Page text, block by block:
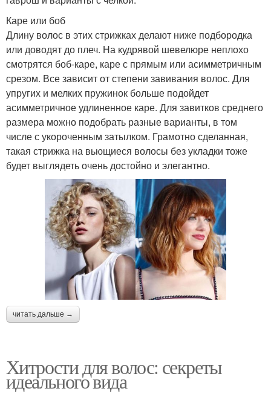
Каре или боб
Длину волос в этих стрижках делают ниже подбородка
или доводят до плеч. На кудрявой шевелюре неплохо
смотрятся боб-каре, каре с прямым или асимметричным
срезом. Все зависит от степени завивания волос. Для
упругих и мелких пружинок больше подойдет
асимметричное удлиненное каре. Для завитков среднего
размера можно подобрать разные варианты, в том
числе с укороченным затылком. Грамотно сделанная,
такая стрижка на вьющиеся волосы без укладки тоже
будет выглядеть очень достойно и элегантно.
читать дальше →
Хитрости для волос: секреты
идеального вида